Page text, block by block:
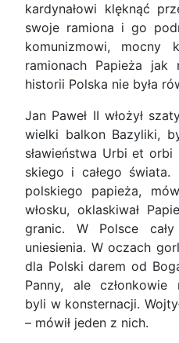
kardy­nałowi klęknąć
swoje ra­miona i go
komuni­zmowi, mocny
ramionach Papieża jak
historii Polska nie była
Jan Paweł II włożył
wielki balkon Bazyliki,
sławieństwa Urbi et
skiego i całego świata.
pol­skiego papieża,
włosku, oklaskiwał
granic. W Polsce
uniesienia. W oczach
dla Polski da­rem od
Panny, ale członkowie
byli w konster­nacji.
– mówił jeden z nich.